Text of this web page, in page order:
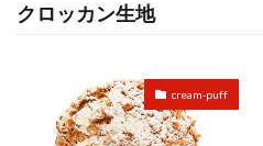
クロッカン生地
cream-puff